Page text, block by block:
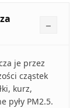
je przez
cząstek
kurz,
pyły PM2.5.